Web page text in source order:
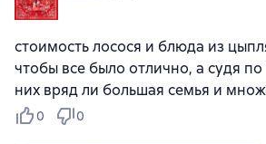
стоимость лосося и блюда из
чтобы все было отлично, а судя
них вряд ли большая семья и
0 0